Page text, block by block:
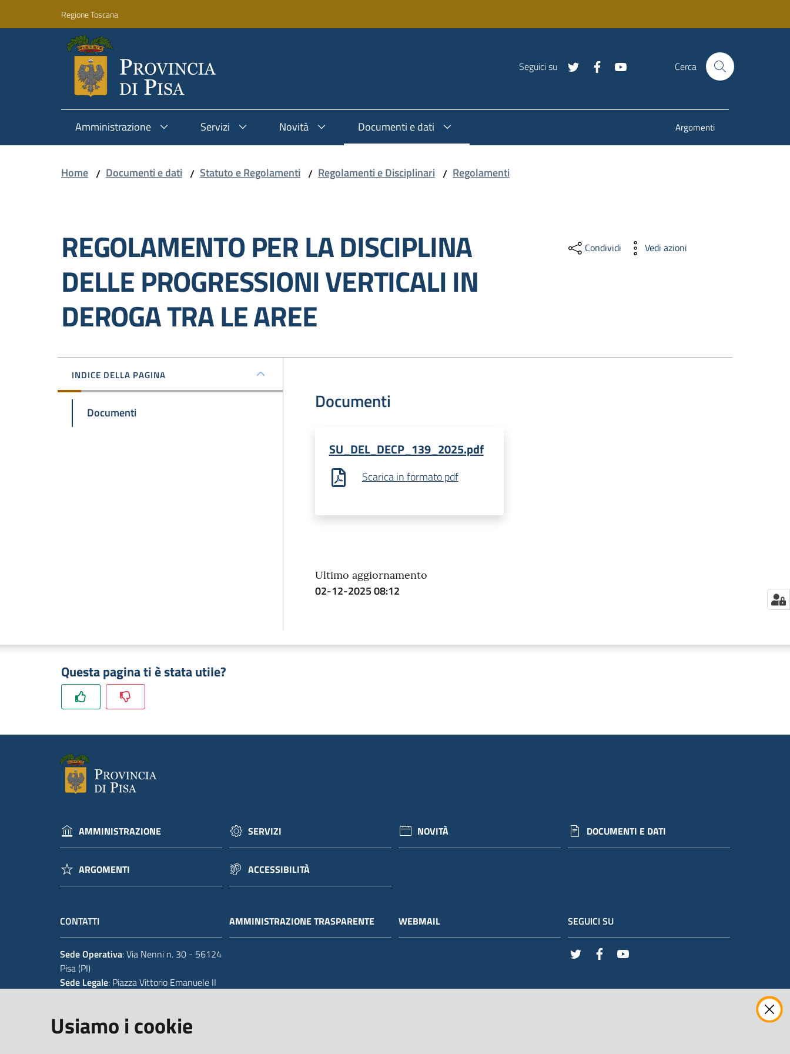
Vai al contenuto
Vai alla navigazione
Regione Toscana
Seguici su Cerca
Amministrazione Servizi Novità Documenti e dati Argomenti
Home / Documenti e dati / Statuto e Regolamenti / Regolamenti e Disciplinari / Regolamenti
REGOLAMENTO PER LA DISCIPLINA
DELLE PROGRESSIONI VERTICALI IN
DEROGA TRA LE AREE
Condividi Vedi azioni
INDICE DELLA PAGINA
Documenti Documenti
SU_DEL_DECP_139_2025.pdf
Scarica in formato pdf
Ultimo aggiornamento
02-12-2025 08:12
Questa pagina ti è stata utile?
AMMINISTRAZIONE SERVIZI NOVITÀ DOCUMENTI E DATI
ARGOMENTI ACCESSIBILITÀ
CONTATTI
Sede Operativa: Via Nenni n. 30 - 56124
Pisa (PI)
Sede Legale: Piazza Vittorio Emanuele II
Tel.+39 050 929111
AMMINISTRAZIONE TRASPARENTE WEBMAIL SEGUICI SU
Twitter Facebook
Usiamo i cookie